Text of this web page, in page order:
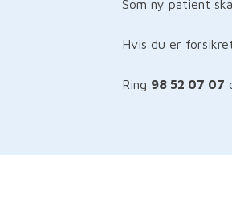
Som ny patient
Hvis du er
Ring 98 52 07 07